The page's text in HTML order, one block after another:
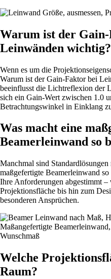
Warum ist der
Leinwänden wichtig?
Wenn es um die
Warum ist der Gain-Faktor bei
beeinflusst die Lichtreflexion der
sich ein Gain-Wert zwischen 1.0
Betrachtungswinkel in Einklang
Was macht eine
Beamerleinwand so
Manchmal sind
maßgefertigte Beamerleinwand
Ihre Anforderungen abgestimmt
Projektionsfläche bis hin zum
besonderen Ansprüchen.
Welche
Raum?